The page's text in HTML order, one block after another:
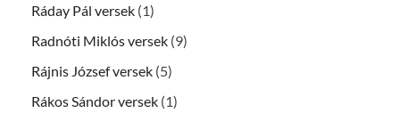
Ráday Pál versek (1)
Radnóti Miklós versek (9)
Rájnis József versek (5)
Rákos Sándor versek (1)